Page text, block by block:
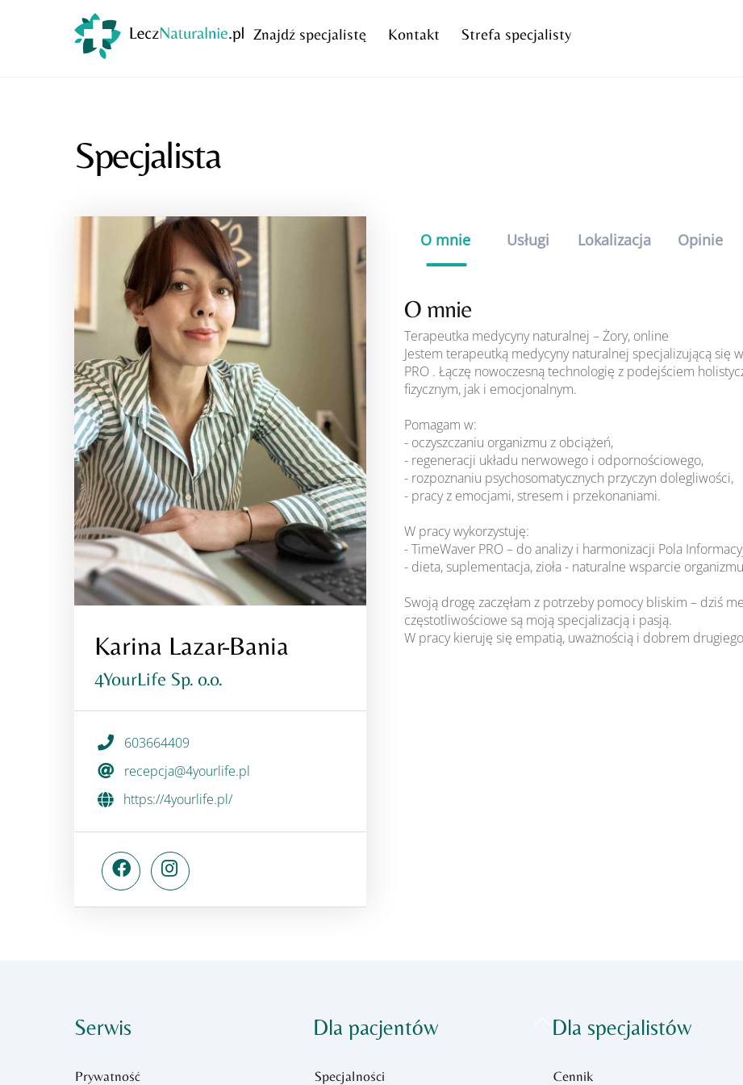
Znajdź specjalistę Kontakt Strefa specjalisty
Specjalista
Karina Lazar-Bania
4YourLife Sp. o.o.
603664409
recepcja@4yourlife.pl
https://4yourlife.pl/
O mnie Usługi Lokalizacja Opinie
O mnie
Terapeutka medycyny naturalnej – Żory, online
Jestem terapeutką medycyny naturalnej specjalizującą się
PRO . Łączę nowoczesną technologię z podejściem
fizycznym, jak i emocjonalnym.
Pomagam w:
- oczyszczaniu organizmu z obciążeń,
- regeneracji układu nerwowego i odpornościowego,
- rozpoznaniu psychosomatycznych przyczyn dolegliwości,
- pracy z emocjami, stresem i przekonaniami.
W pracy wykorzystuję:
- TimeWaver PRO – do analizy i harmonizacji Pola
- dieta, suplementacja, zioła - naturalne wsparcie
Swoją drogę zaczęłam z potrzeby pomocy bliskim – dziś
częstotliwościowe są moją specjalizacją i pasją.
W pracy kieruję się empatią, uważnością i dobrem
Back
To
Serwis
Prywatność
Dla pacjentów
Specjalności
Dla specjalistów
Cennik